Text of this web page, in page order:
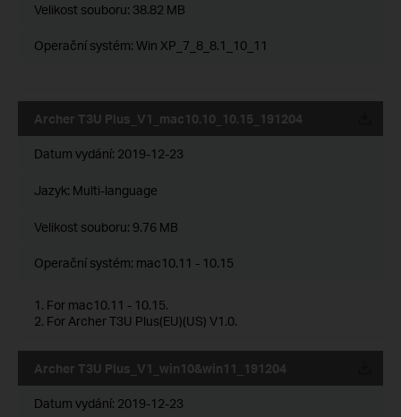
Velikost souboru: 38.82 MB
Operační systém: Win XP_7_8_8.1_10_11
Archer T3U Plus_V1_mac10.10_10.15_191204
Datum vydání: 2019-12-23
Jazyk: Multi-language
Velikost souboru: 9.76 MB
Operační systém: mac10.11 - 10.15
1. For mac10.11 - 10.15.
2. For Archer T3U Plus(EU)(US) V1.0.
Archer T3U Plus_V1_win10&win11_191204
Datum vydání: 2019-12-23